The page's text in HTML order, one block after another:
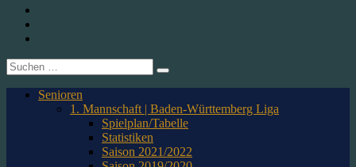
1. CfR Pforzheim 1896 e.V. – Abteilung Eishockey
Suche
nach:
Senioren
1. Mannschaft | Baden-Württemberg Liga
Spielplan/Tabelle
Statistiken
Saison 2021/2022